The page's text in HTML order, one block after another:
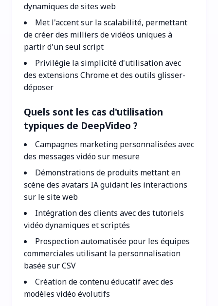
dynamiques de sites web
Met l'accent sur la scalabilité, permettant
de créer des milliers de vidéos uniques à
partir d'un seul script
Privilégie la simplicité d'utilisation avec
des extensions Chrome et des outils glisser-
déposer
Quels sont les cas d'utilisation
typiques de DeepVideo ?
Campagnes marketing personnalisées avec
des messages vidéo sur mesure
Démonstrations de produits mettant en
scène des avatars IA guidant les interactions
sur le site web
Intégration des clients avec des tutoriels
vidéo dynamiques et scriptés
Prospection automatisée pour les équipes
commerciales utilisant la personnalisation
basée sur CSV
Création de contenu éducatif avec des
modèles vidéo évolutifs